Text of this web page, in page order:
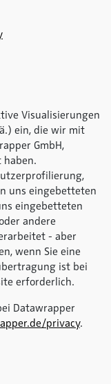
Visualisierungen
ein, die wir mit
GmbH,
haben.
uns eingebetteten
eingebetteten
andere
- aber
wenn Sie eine
ist bei
erforderlich.
Datawrapper
privacy.